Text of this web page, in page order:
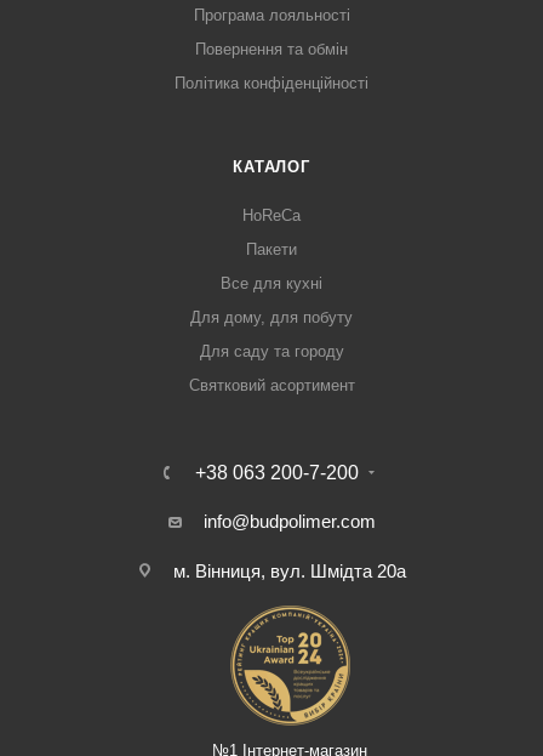
Програма лояльності
Повернення та обмін
Політика конфіденційності
КАТАЛОГ
HoReCa
Пакети
Все для кухні
Для дому, для побуту
Для саду та городу
Святковий асортимент
+38 063 200-7-200
info@budpolimer.com
м. Вінниця, вул. Шмідта 20а
№1 Інтернет-магазин